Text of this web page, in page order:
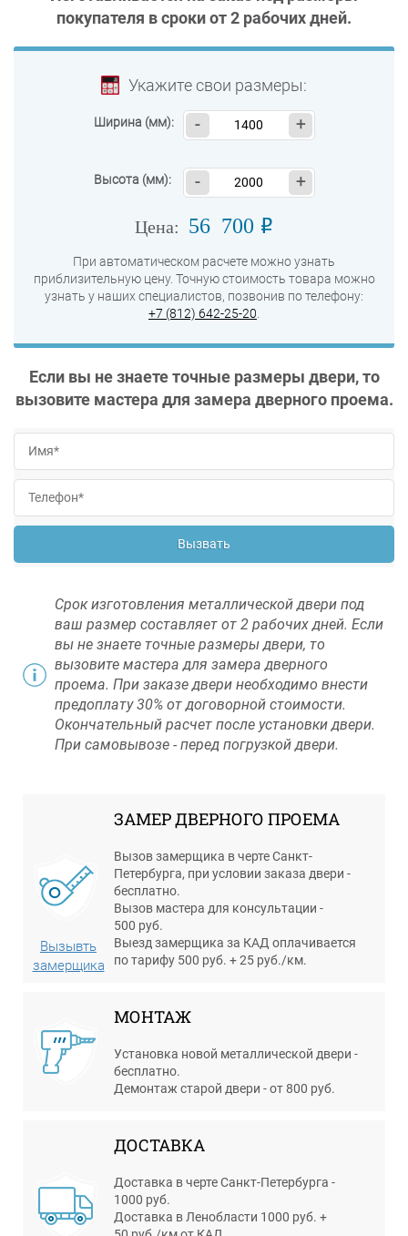
покупателя в сроки от2 рабочих дней.
Укажите свои размеры:
Ширина (мм): - +
Высота (мм): - +
Цена: 56 700 o
При автоматическом расчете можно узнать
приблизительную цену. Точную стоимость товара можно
узнать у наших специалистов, позвонив по телефону:
+7 (812) 642-25-20
Если вы не знаете точные размеры двери, то
вызовите мастера для замера дверного проема.
Вызвать
Срок изготовления металлической двери под
ваш размер составляет от 2 рабочих дней. Если
вы не знаете точные размеры двери, то
вызовите мастера для замера дверного
проема. При заказе двери необходимо внести
предоплату 30% от договорной стоимости.
Окончательный расчет после установки двери.
При самовывозе - перед погрузкой двери.
Вызывть
замерщика
ЗАМЕР ДВЕРНОГО ПРОЕМА
Вызов замерщика в черте Санкт-
Петербурга, при условии заказа двери -
бесплатно.
Вызов мастера для консультации -
500 руб.
Выезд замерщика за КАД оплачивается
по тарифу 500 руб. + 25 руб./км.
МОНТАЖ
Установка новой металлической двери -
бесплатно.
Демонтаж старой двери - от 800 руб.
ДОСТАВКА
Доставка в черте Санкт-Петербурга -
1000 руб.
Доставка в Ленобласти 1000 руб. +